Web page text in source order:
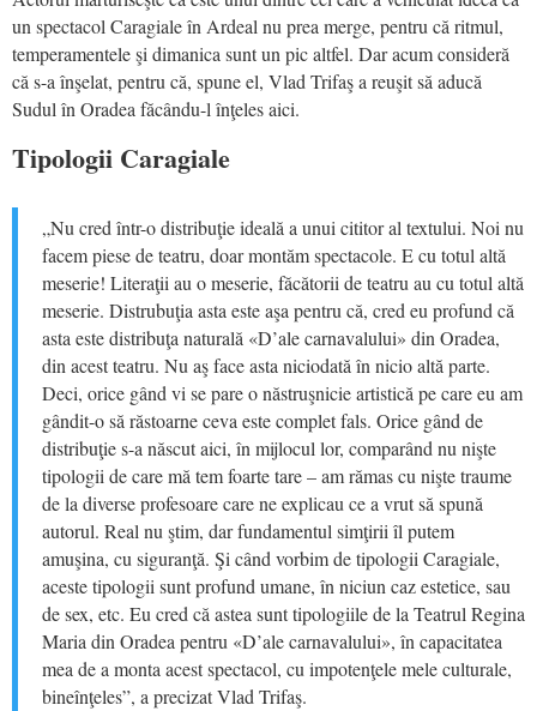
un spectacol Caragiale în Ardeal nu prea merge, pentru că ritmul,
temperamentele şi dimanica sunt un pic altfel. Dar acum consideră
că s-a înşelat, pentru că, spune el, Vlad Trifaş a reuşit să aducă
Sudul în Oradea făcându-l înţeles aici.
Tipologii Caragiale
„Nu cred într-o distribuţie ideală a unui cititor al textului. Noi nu
facem piese de teatru, doar montăm spectacole. E cu totul altă
meserie! Literaţii au o meserie, făcătorii de teatru au cu totul altă
meserie. Distrubuţia asta este aşa pentru că, cred eu profund că
asta este distribuţa naturală «D’ale carnavalului» din Oradea,
din acest teatru. Nu aş face asta niciodată în nicio altă parte.
Deci, orice gând vi se pare o năstruşnicie artistică pe care eu am
gândit-o să răstoarne ceva este complet fals. Orice gând de
distribuţie s-a născut aici, în mijlocul lor, comparând nu nişte
tipologii de care mă tem foarte tare – am rămas cu nişte traume
de la diverse profesoare care ne explicau ce a vrut să spună
autorul. Real nu ştim, dar fundamentul simţirii îl putem
amuşina, cu siguranţă. Şi când vorbim de tipologii Caragiale,
aceste tipologii sunt profund umane, în niciun caz estetice, sau
de sex, etc. Eu cred că astea sunt tipologiile de la Teatrul Regina
Maria din Oradea pentru «D’ale carnavalului», în capacitatea
mea de a monta acest spectacol, cu impotenţele mele culturale,
bineînţeles”, a precizat Vlad Trifaş.